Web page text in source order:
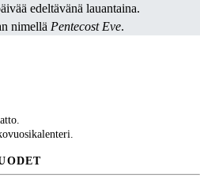
edeltävänä lauantaina.
nimellä Pentecost Eve.